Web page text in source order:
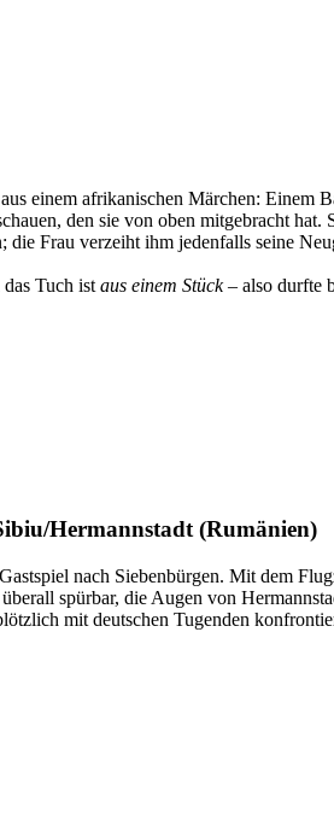
einem afrikanischen Märchen: Einem
den sie von oben mitgebracht hat.
Frau verzeiht ihm jedenfalls seine
Tuch ist aus einem Stück– also durfte
Hermannstadt (Rumänien)
nach Siebenbürgen. Mit dem
spürbar, die Augen von
mit deutschen Tugenden